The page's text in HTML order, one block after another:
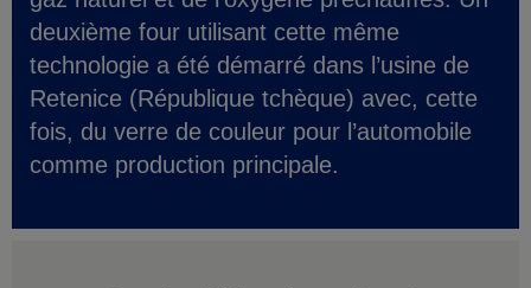
deuxième four utilisant cette même
technologie a été démarré dans l’usine de
Retenice (République tchèque) avec, cette
fois, du verre de couleur pour l’automobile
comme production principale.